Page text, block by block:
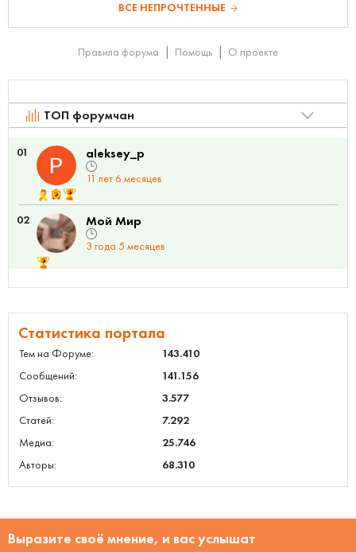
ВСЕ НЕПРОЧТЕННЫЕ
Правила форума Помощь О проекте
ТОП форумчан
01 aleksey_p
11 лет 6 месяцев
02 Мой Мир
3 года 5 месяцев
Статистика портала
Тем на Форуме:
143.410
Сообщений:
141.156
Отзывов:
3.577
Статей:
7.292
Медиа:
25.746
Авторы:
68.310
Выразите своё мнение, и вас услышат